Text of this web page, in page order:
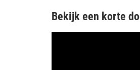
Bekijk een korte